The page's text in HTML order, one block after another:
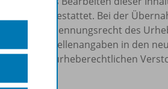
nicht gestattet. Bei der
Namensnennungsrecht des
die Quellenangaben in den
einen urheberechtlichen